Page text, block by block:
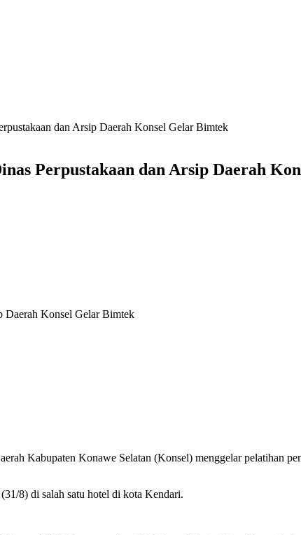
dan Arsip Daerah Konsel Gelar Bimtek
Perpustakaan dan Arsip Daerah
Daerah Konsel Gelar Bimtek
Kabupaten Konawe Selatan (Konsel) menggelar pelatihan
8) di salah satu hotel di kota Kendari.